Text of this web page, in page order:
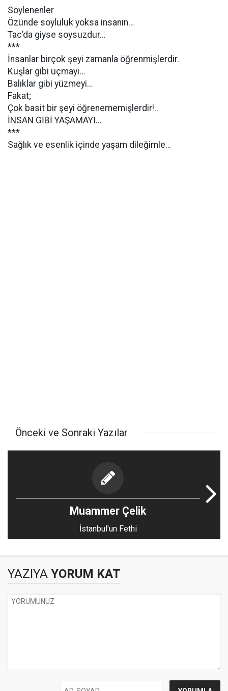
Söylenenler
Özünde soyluluk yoksa insanın…
Tac’da giyse soysuzdur…
***
İnsanlar birçok şeyi zamanla öğrenmişlerdir.
Kuşlar gibi uçmayı…
Balıklar gibi yüzmeyi…
Fakat;
Çok basit bir şeyi öğrenememişlerdir!..
İNSAN GİBİ YAŞAMAYI…
***
Sağlık ve esenlik içinde yaşam dileğimle…
Önceki ve Sonraki Yazılar
Muammer Çelik
İstanbul'un Fethi
YAZIYA YORUM KAT